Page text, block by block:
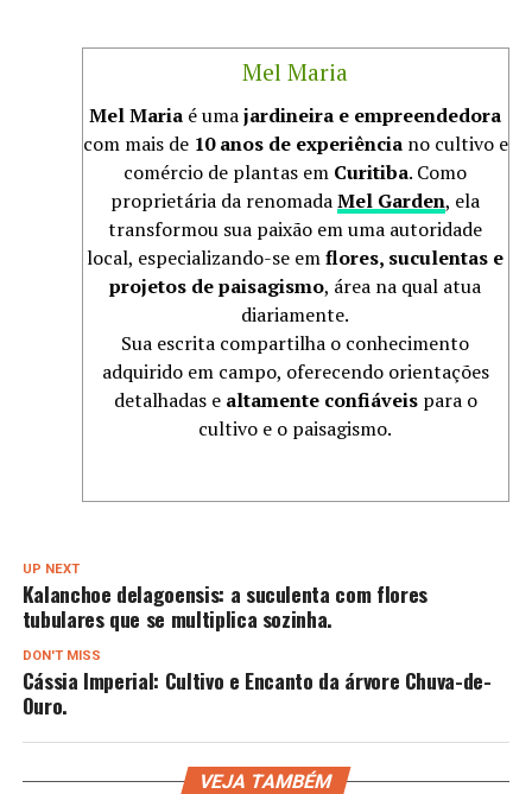
Mel Maria
Mel Maria é umajardineira e empreendedora
com mais de 10 anos de experiênciano cultivo e
comércio de plantas em Curitiba. Como
proprietária da renomadaMel Garden, ela
transformou sua paixão em uma autoridade
local, especializando-se emflores, suculentas e
projetos de paisagismo, área na qual atua
diariamente.
Sua escrita compartilha o conhecimento
adquirido em campo, oferecendo orientações
detalhadas e altamente confiáveispara o
cultivo e o paisagismo.
UP NEXT
Kalanchoe delagoensis: a suculenta com flores
tubulares que se multiplica sozinha.
DON'T MISS
Cássia Imperial: Cultivo e Encanto da árvore Chuva-de-
Ouro.
VEJA TAMBÉM